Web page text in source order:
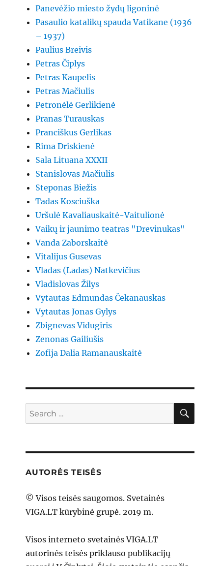
Panevėžio miesto žydų ligoninė
Pasaulio katalikų spauda Vatikane (1936
– 1937)
Paulius Breivis
Petras Čiplys
Petras Kaupelis
Petras Mačiulis
Petronėlė Gerlikienė
Pranas Turauskas
Pranciškus Gerlikas
Rima Driskienė
Sala Lituana XXXII
Stanislovas Mačiulis
Steponas Biežis
Tadas Kosciuška
Uršulė Kavaliauskaitė-Vaitulionė
Vaikų ir jaunimo teatras "Drevinukas"
Vanda Zaborskaitė
Vitalijus Gusevas
Vladas (Ladas) Natkevičius
Vladislovas Žilys
Vytautas Edmundas Čekanauskas
Vytautas Jonas Gylys
Zbignevas Vidugiris
Zenonas Gailiušis
Zofija Dalia Ramanauskaitė
Search
for:
AUTORĖS TEISĖS
© Visos teisės saugomos. Svetainės
VIGA.LT kūrybinė grupė. 2019 m.
Visos interneto svetainės VIGA.LT
autorinės teisės priklauso publikacijų